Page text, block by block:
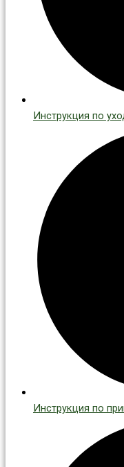
Инструкция по
Инструкция по